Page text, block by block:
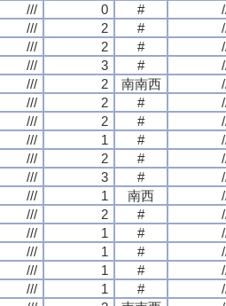
/// 0 #
/// 2 #
/// 2 #
/// 3 #
/// 2 南南西
/// 2 #
/// 2 #
/// 1 #
/// 2 #
/// 3 #
/// 1 南西
/// 2 #
/// 1 #
/// 1 #
/// 1 #
/// 1 #